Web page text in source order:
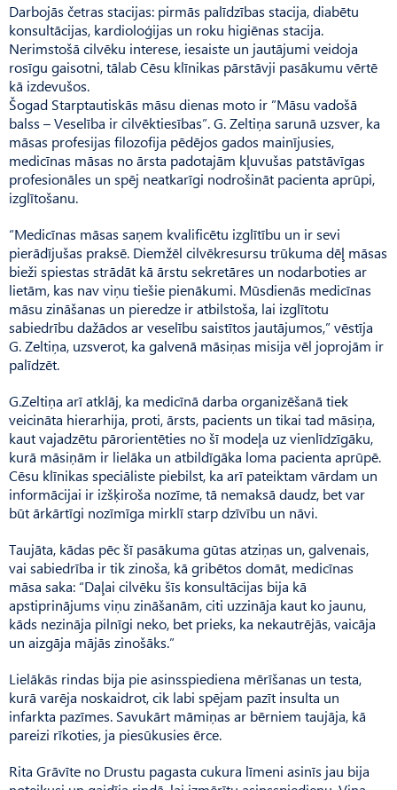
Darbojās četras stacijas: pirmās palīdzības stacija, diabētu
konsultācijas, kardioloģijas un roku higiēnas stacija.
Nerimstošā cilvēku interese, iesaiste un jautājumi veidoja
rosīgu gaisotni, tālab Cēsu klīnikas pārstāvji pasākumu vērtē
kā izdevušos.
Šogad Starptautiskās māsu dienas moto ir ”Māsu vadošā
balss – Veselība ir cilvēktiesības”. G. Zeltiņa sarunā uzsver, ka
māsas profesijas filozofija pēdējos gados mainījusies,
medicīnas māsas no ārsta padotajām kļuvušas patstāvīgas
profesionāles un spēj neatkarīgi nodrošināt pacienta aprūpi,
izglītošanu.
“Medicīnas māsas saņem kvalificētu izglītību un ir sevi
pierādījušas praksē. Diemžēl cilvēkresursu trūkuma dēļ māsas
bieži spiestas strādāt kā ārstu sekretāres un nodarboties ar
lietām, kas nav viņu tiešie pienākumi. Mūsdienās medicīnas
māsu zināšanas un pieredze ir atbilstoša, lai izglītotu
sabiedrību dažādos ar veselību saistītos jautājumos,” vēstīja
G. Zeltiņa, uzsverot, ka galvenā māsiņas misija vēl joprojām ir
palīdzēt.
G.Zeltiņa arī atklāj, ka medicīnā darba organizēšanā tiek
veicināta hierarhija, proti, ārsts, pacients un tikai tad māsiņa,
kaut vajadzētu pārorientēties no šī modeļa uz vienlīdzīgāku,
kurā māsiņām ir lielāka un atbildīgāka loma pacienta aprūpē.
Cēsu klīnikas speciāliste piebilst, ka arī pateiktam vārdam un
informācijai ir izšķiroša nozīme, tā nemaksā daudz, bet var
būt ārkārtīgi nozīmīga mirklī starp dzīvību un nāvi.
Taujāta, kādas pēc šī pasākuma gūtas atziņas un, galvenais,
vai sabiedrība ir tik zinoša, kā gribētos domāt, medicīnas
māsa saka: “Daļai cilvēku šīs konsultācijas bija kā
apstiprinājums viņu zināšanām, citi uzzināja kaut ko jaunu,
kāds nezināja pilnīgi neko, bet prieks, ka nekautrējās, vaicāja
un aizgāja mājās zinošāks.”
Lielākās rindas bija pie asinsspiediena mērīšanas un testa,
kurā varēja noskaidrot, cik labi spējam pazīt insulta un
infarkta pazīmes. Savukārt māmiņas ar bērniem taujāja, kā
pareizi rīkoties, ja piesūkusies ērce.
Rita Grāvīte no Drustu pagasta cukura līmeni asinīs jau bija